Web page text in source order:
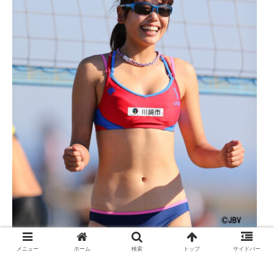
メニュー ホーム 検索 トップ サイドバー